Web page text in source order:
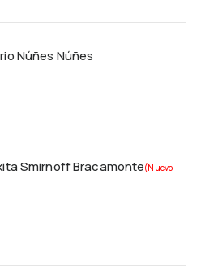
Núñes Núñes
Smirnoff Bracamonte(Nuevo